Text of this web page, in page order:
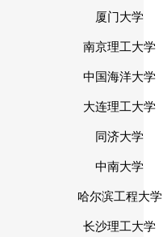
厦门大学
南京理工大学
中国海洋大学
大连理工大学
同济大学
中南大学
哈尔滨工程大学
长沙理工大学